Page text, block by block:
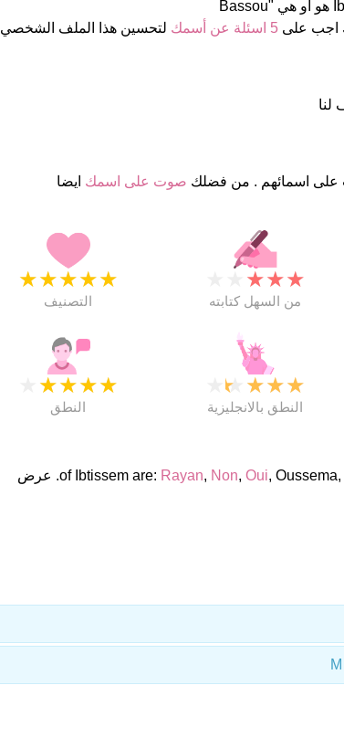
5 اسئلة عن أسمك لتحسين هذا الملف الشخصي
صوت على اسمك ايضا
★
★
★
★
★
التصنيف
★
★
★
من السهل كتابته
★
★
★
★
النطق
★
★
★
★
النطق بالانجليزية
Rayan, Non, Oui, Oussema,
. عرض